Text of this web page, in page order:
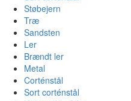
Støbejern
Træ
Sandsten
Ler
Brændt ler
Metal
Corténstål
Sort corténstål